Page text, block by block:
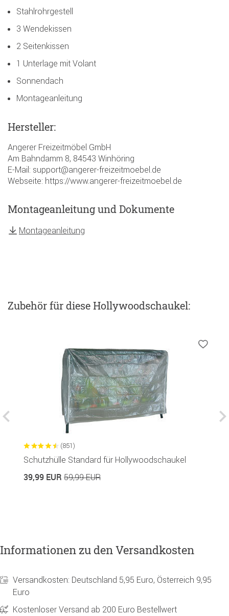
Stahlrohrgestell
3 Wendekissen
2 Seitenkissen
1 Unterlage mit Volant
Sonnendach
Montageanleitung
Hersteller:
Angerer Freizeitmöbel GmbH
Am Bahndamm 8, 84543 Winhöring
E-Mail: support@angerer-freizeitmoebel.de
Webseite: https://www.angerer-freizeitmoebel.de
Montageanleitung und Dokumente
Montageanleitung
Zubehörfür diese Hollywoodschaukel:
(851)
Schutzhülle Standard für Hollywoodschaukel
39,99 EUR 59,99 EUR
Informationen zu den Versandkosten
Versandkosten: Deutschland 5,95 Euro, Österreich 9,95
Euro
Kostenloser Versand ab 200 Euro Bestellwert